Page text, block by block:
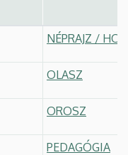
NÉPRAJZ /
OLASZ
OROSZ
PEDAGÓGIA